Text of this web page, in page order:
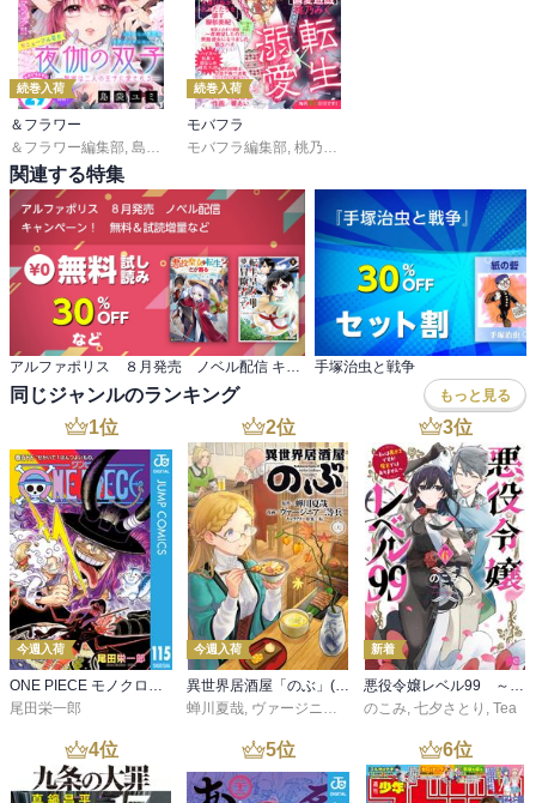
続巻入荷
＆フラワー
＆フラワー編集部, 島袋ユミ ,ましい柚茉,甘宮ちか,
続巻入荷
モバフラ
モバフラ編集部, 桃乃みく
関連する特集
アルファポリス ８月発売 ノベル配信 キャンペーン！ 無料＆試読増量など 手塚治虫と戦争
同じジャンルのランキング もっと見る
1位
今週入荷
ONE PIECE モノクロ版 115
尾田栄一郎
2位
今週入荷
異世界居酒屋「のぶ」(22)
蝉川夏哉, ヴァージニア二等兵 ,転
3位
新着
悪役令嬢レベル99 ～私は裏ボスですが魔王ではありません～ その６
のこみ, 七夕さとり , Tea
4位 5位 6位